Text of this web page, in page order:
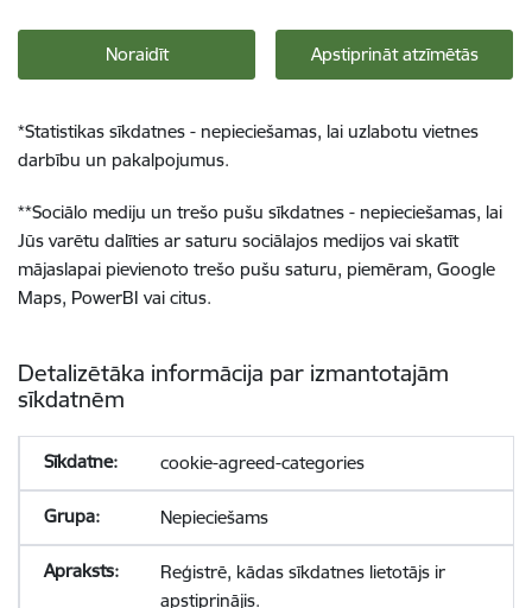
Noraidīt Apstiprināt atzīmētās
*Statistikas sīkdatnes - nepieciešamas, lai uzlabotu vietnes
darbību un pakalpojumus.
**Sociālo mediju un trešo pušu sīkdatnes - nepieciešamas, lai
Jūs varētu dalīties ar saturu sociālajos medijos vai skatīt
mājaslapai pievienoto trešo pušu saturu, piemēram, Google
Maps, PowerBI vai citus.
Detalizētāka informācija par izmantotajām
sīkdatnēm
cookie-agreed-categories
Nepieciešams
Reģistrē, kādas sīkdatnes lietotājs ir
apstiprinājis.